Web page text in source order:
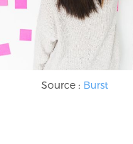
Source : Burst